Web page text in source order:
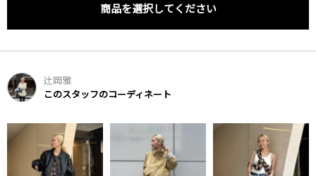
商品を選択してください
辻岡雅
このスタッフのコーディネート